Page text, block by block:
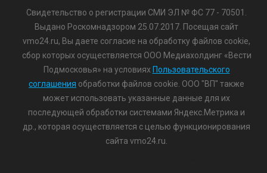
Свидетельство о регистрации СМИ ЭЛ № ФС 77 - 70501.
Выдано Роскомнадзором 25.07.2017. Посещая сайт
vmo24.ru, Вы даете согласие на обработку файлов cookie,
сбор которых осуществляется ООО Медиахолдинг «Вести
Подмосковья» на условиях Пользовательского
соглашения обработки файлов cookie. ООО "ВП" также
может использовать указанные данные для их
последующей обработки системами Яндекс.Метрика и
др., которая осуществляется с целью функционирования
сайта vmo24.ru.